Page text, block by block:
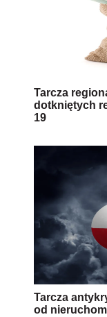
Tarcza
dotkniętych
19
Tarcza
od